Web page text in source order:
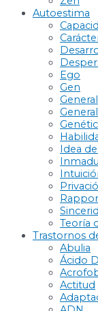
Autoestima
Ego
Gen
Idea
Teoría
Trastornos
Abulia
Ácido
Actitud